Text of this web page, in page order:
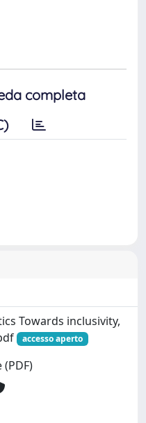
completa
Towards inclusivity,
accesso aperto